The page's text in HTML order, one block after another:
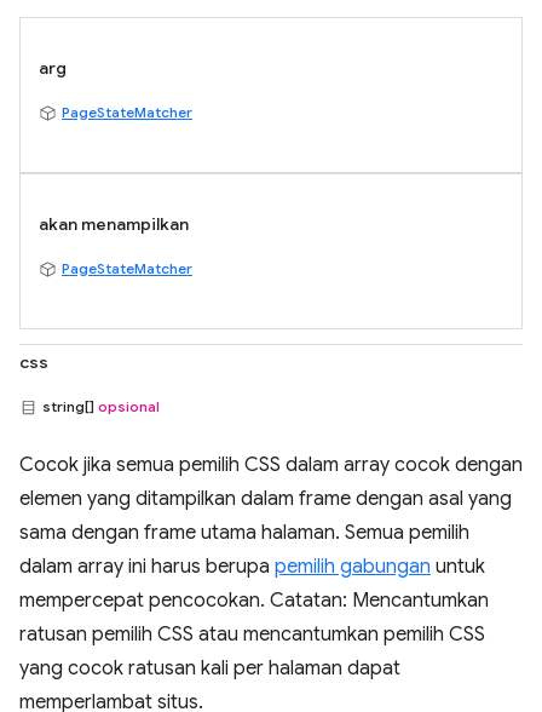
arg
PageStateMatcher
akan menampilkan
PageStateMatcher
css
string[] opsional
Cocok jika semua pemilih CSS dalam array cocok dengan
elemen yang ditampilkan dalam frame dengan asal yang
sama dengan frame utama halaman. Semua pemilih
dalam array ini harus berupa pemilih gabungan untuk
mempercepat pencocokan. Catatan: Mencantumkan
ratusan pemilih CSS atau mencantumkan pemilih CSS
yang cocok ratusan kali per halaman dapat
memperlambat situs.